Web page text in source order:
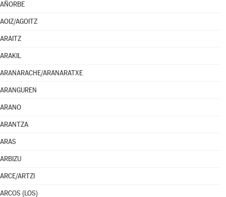
AÑORBE
AOIZ/AGOITZ
ARAITZ
ARAKIL
ARANARACHE/ARANARATXE
ARANGUREN
ARANO
ARANTZA
ARAS
ARBIZU
ARCE/ARTZI
ARCOS (LOS)